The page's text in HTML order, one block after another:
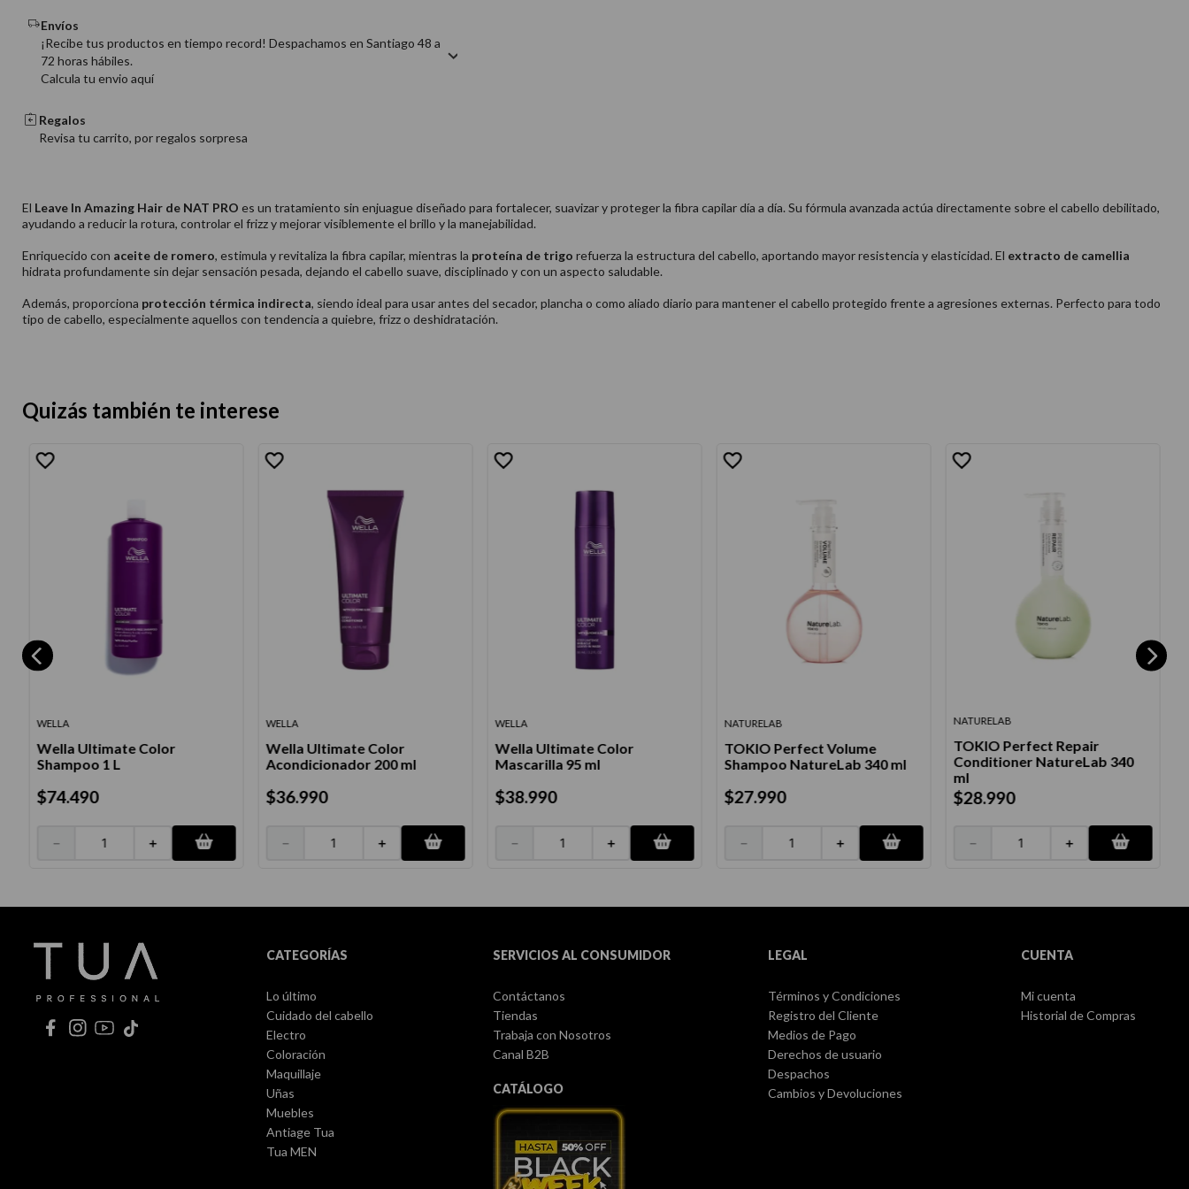
Envíos
¡Recibe tus productos en tiempo record! Despachamos en Santiago 48 a
72 horas hábiles.
Calcula tu envio aquí
Regalos
Revisa tu carrito, por regalos sorpresa
El Leave In Amazing Hair de NAT PRO es un tratamiento sin enjuague diseñado para fortalecer, suavizar y proteger la fibra capilar día a día. Su fórmula avanzada actúa directamente sobre el cabello debilitado,
ayudando a reducir la rotura, controlar el frizz y mejorar visiblemente el brillo y la manejabilidad.
Enriquecido con aceite de romero, estimula y revitaliza la fibra capilar, mientras la proteína de trigo refuerza la estructura del cabello, aportando mayor resistencia y elasticidad. El extracto de camellia
hidrata profundamente sin dejar sensación pesada, dejando el cabello suave, disciplinado y con un aspecto saludable.
Además, proporciona protección térmica indirecta, siendo ideal para usar antes del secador, plancha o como aliado diario para mantener el cabello protegido frente a agresiones externas. Perfecto para todo
tipo de cabello, especialmente aquellos con tendencia a quiebre, frizz o deshidratación.
Quizás también te interese
WELLA
Wella Ultimate Color
Shampoo 1 L
$74.490
＋
－
WELLA
Wella Ultimate Color
Acondicionador 200 ml
$36.990
＋
－
WELLA
Wella Ultimate Color
Mascarilla 95 ml
$38.990
＋
－
NATURELAB
TOKIO Perfect Volume
Shampoo NatureLab 340 ml
$27.990
＋
－
NATURELAB
TOKIO Perfect Repair
Conditioner NatureLab 340
ml
$28.990
＋
－
CATEGORÍAS
Lo último
Cuidado del cabello
Electro
Coloración
Maquillaje
Uñas
Muebles
Antiage Tua
Tua MEN
SERVICIOS AL CONSUMIDOR
Contáctanos
Tiendas
Trabaja con Nosotros
Canal B2B
CATÁLOGO
LEGAL
Términos y Condiciones
Registro del Cliente
Medios de Pago
Derechos de usuario
Despachos
Cambios y Devoluciones
CUENTA
Mi cuenta
Historial de Compras